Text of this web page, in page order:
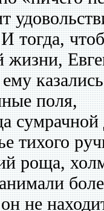
тогда,
жизни,
поля,
сумрачной
тихого
роща,
не